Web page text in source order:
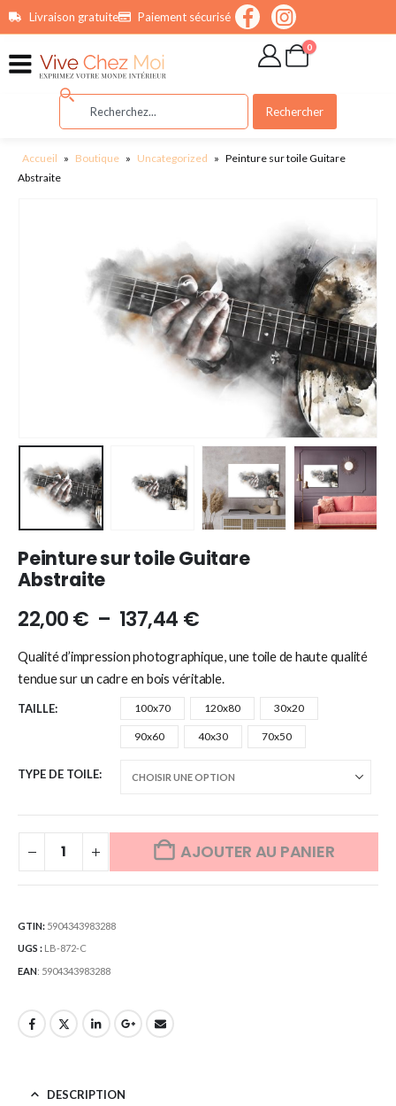
principalLivraison gratuite Paiement sécurisé
0
Rechercher
Accueil » Boutique » Uncategorized » Peinture sur toile Guitare
Abstraite
Peinture sur toile Guitare
Abstraite
22,00€ – 137,44 €
Qualité d’impression photographique, une toile de haute qualité
tendue sur un cadre en bois véritable.
TAILLE 100x70 120x80 30x20
90x60 40x30 70x50
TYPE DE TOILE
AJOUTER AU PANIER
GTIN: 5904343983288
UGS : LB-872-C
EAN: 5904343983288
DESCRIPTION